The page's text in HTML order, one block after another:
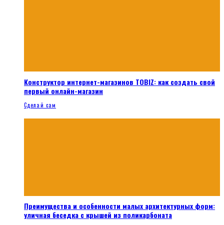
Конструктор интернет-магазинов TOBIZ: как создать свой
первый онлайн-магазин
Сделай сам
Преимущества и особенности малых архитектурных форм:
уличная беседка с крышей из поликарбоната